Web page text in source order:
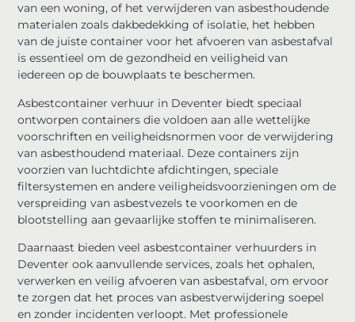
van een woning, of het verwijderen van asbesthoudende
materialen zoals dakbedekking of isolatie, het hebben
van de juiste container voor het afvoeren van asbestafval
is essentieel om de gezondheid en veiligheid van
iedereen op de bouwplaats te beschermen.
Asbestcontainer verhuur in Deventer biedt speciaal
ontworpen containers die voldoen aan alle wettelijke
voorschriften en veiligheidsnormen voor de verwijdering
van asbesthoudend materiaal. Deze containers zijn
voorzien van luchtdichte afdichtingen, speciale
filtersystemen en andere veiligheidsvoorzieningen om de
verspreiding van asbestvezels te voorkomen en de
blootstelling aan gevaarlijke stoffen te minimaliseren.
Daarnaast bieden veel asbestcontainer verhuurders in
Deventer ook aanvullende services, zoals het ophalen,
verwerken en veilig afvoeren van asbestafval, om ervoor
te zorgen dat het proces van asbestverwijdering soepel
en zonder incidenten verloopt. Met professionele